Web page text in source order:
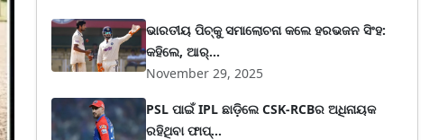
ଭାରତୀୟ ପିଚ୍‌କୁ ସମାଲୋଚନା କଲେ ହରଭଜନ ସିଂହ:
କହିଲେ, ଆର୍...
November 29, 2025
PSL ପାଇଁ IPL ଛାଡ଼ିଲେ CSK-RCBର ଅଧିନାୟକ
ରହିଥିବା ଫାପ୍...